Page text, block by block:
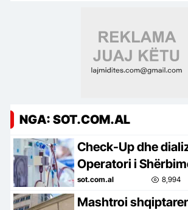
NGA: SOT.COM.AL
Check-Up dhe
Operatori i
Integruara të
kompetencat
sot.com.al 8,994
Mashtroi